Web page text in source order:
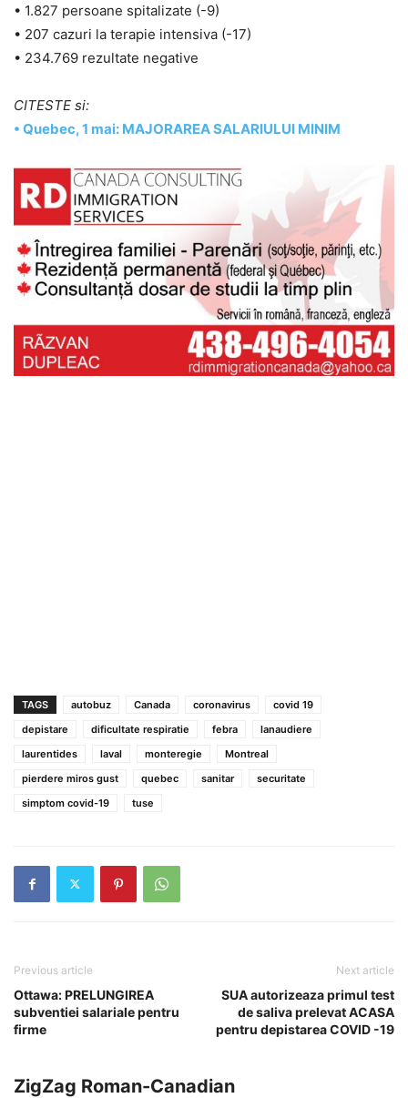
• 1.827 persoane spitalizate (-9)
• 207 cazuri la terapie intensiva (-17)
• 234.769 rezultate negative
CITESTE si:
• Quebec, 1 mai: MAJORAREA SALARIULUI MINIM
TAGS autobuz Canada coronavirus
covid 19
depistare
dificultate respiratie febra
lanaudiere
laurentides
laval monteregie
Montreal
pierdere miros gust
quebec sanitar
securitate
simptom covid-19
tuse
Previous article
Ottawa: PRELUNGIREA
subventiei salariale pentru
firme
Next article
SUA autorizeaza primul test
de saliva prelevat ACASA
pentru depistarea COVID -19
ZigZag Roman-Canadian